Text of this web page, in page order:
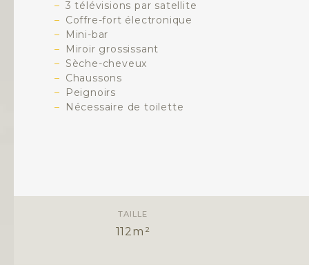
3 télévisions par satellite
Coffre-fort électronique
Mini-bar
Miroir grossissant
Sèche-cheveux
Chaussons
Peignoirs
Nécessaire de toilette
TAILLE
112m²